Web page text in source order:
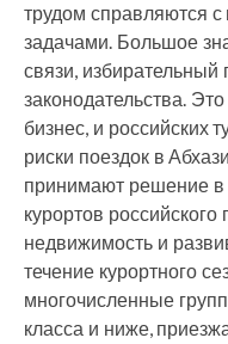
трудом справляются
задачами. Большое
связи,
законодательства.
бизнес, и российских
риски поездок в
принимают решение
курортов
недвижимость и
течение курортного
многочисленные
класса и ниже,